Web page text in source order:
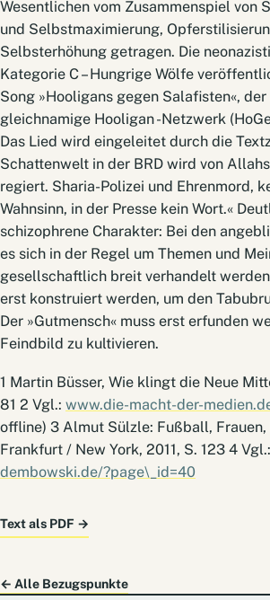
Wesentlichen vom Zusammenspiel von
und Selbstmaximierung,
Selbsterhöhung getragen. Die
Kategorie C – Hungrige Wölfe
Song »Hooligans gegen Salafisten«,
gleichnamige Hooligan -Netzwerk
Das Lied wird eingeleitet durch die
Schattenwelt in der BRD wird von
regiert. Sharia-Polizei und Ehrenmord,
Wahnsinn, in der Presse kein Wort.«
schizophrene Charakter: Bei den
es sich in der Regel um Themen und
gesellschaftlich breit verhandelt
erst konstruiert werden, um den
Der »Gutmensch« muss erst erfunden
Feindbild zu kultivieren.
1 Martin Büsser, Wie klingt die Neue
81 2 Vgl.: www.die-macht-der-
offline) 3 Almut Sülzle: Fußball,
Frankfurt / New York, 2011, S. 123 4 Vgl.:
dembowski.de/?page\_id=40
Text als PDF →
← Alle Bezugspunkte